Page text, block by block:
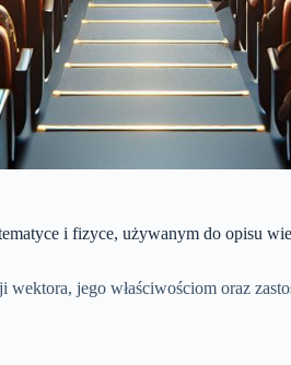
i fizyce, używanym do opisu
jego właściwościom oraz